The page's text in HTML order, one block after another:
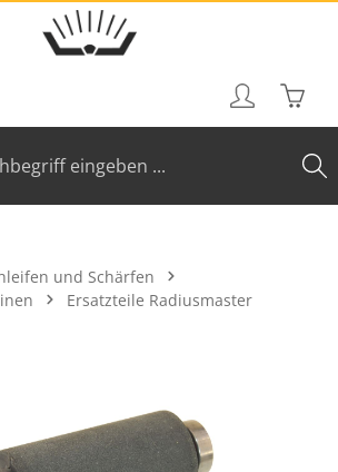
und Schärfen
Ersatzteile Radiusmaster